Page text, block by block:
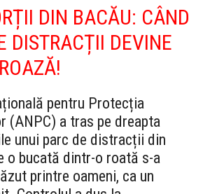
DIN BACĂU: CÂND
DISTRACȚII DEVINE
pentru Protecția
(ANPC) a tras pe dreapta
unui parc de distracții din
o bucată dintr-o roată s-a
printre oameni, ca un